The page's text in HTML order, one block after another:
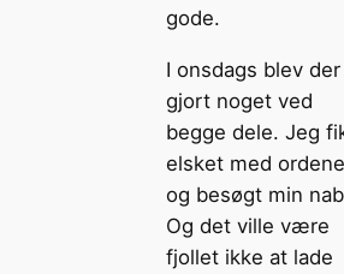
gode.
I onsdags blev der
gjort noget ved
begge dele. Jeg
elsket med ordene
og besøgt min
Og det ville være
fjollet ikke at lade